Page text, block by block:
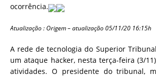
ocorrência.
Atualização : Origem – atualização 05/11/20 16:15h
A rede de tecnologia do Superior
um ataque hacker, nesta terça-feira (3/
atividades. O presidente do tribunal,